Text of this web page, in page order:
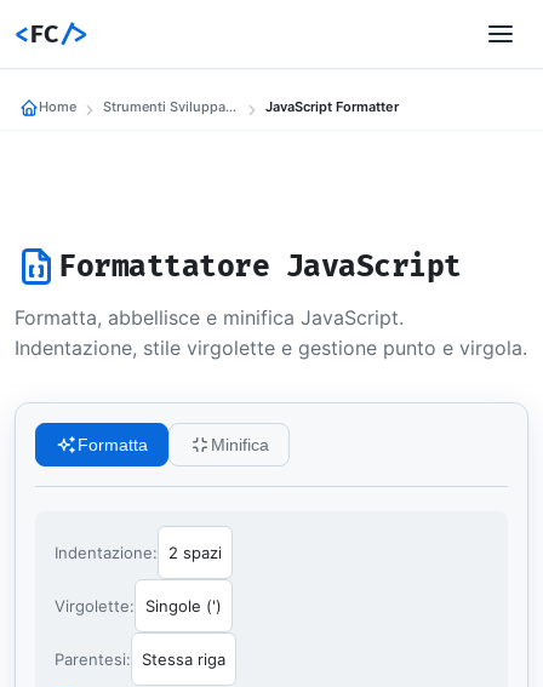
<FC/>
Home Strumenti Sviluppatori JavaScript Formatter
Formattatore JavaScript
Formatta, abbellisce e minifica JavaScript.
Indentazione, stile virgolette e gestione punto e virgola.
Formatta Minifica
Indentazione:
Virgolette:
Parentesi: